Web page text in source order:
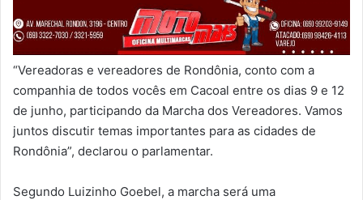
“Vereadoras e vereadores de Rondônia, conto com a
companhia de todos vocês em Cacoal entre os dias 9 e 12
de junho, participando da Marcha dos Vereadores. Vamos
juntos discutir temas importantes para as cidades de
Rondônia”, declarou o parlamentar.
Segundo Luizinho Goebel, a marcha será uma